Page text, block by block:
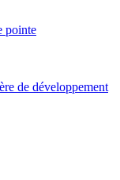
pointe
de développement